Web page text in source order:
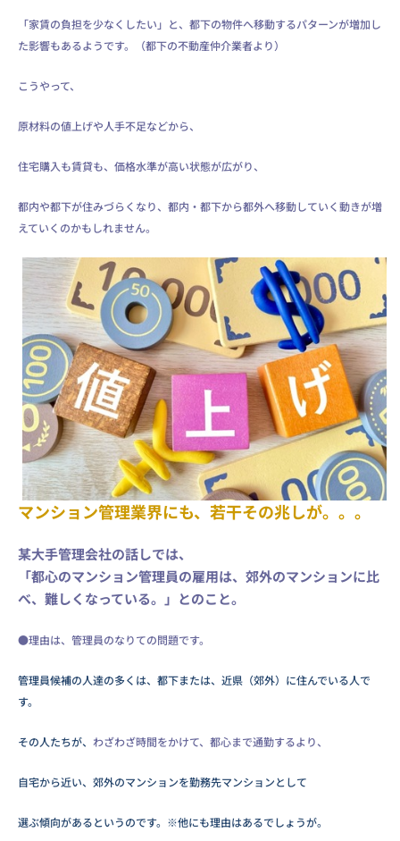
「家賃の負担を少なくしたい」と、都下の物件へ移動するパターンが増加し
た影響もあるようです。（都下の不動産仲介業者より）
こうやって、
原材料の値上げや人手不足などから、
住宅購入も賃貸も、価格水準が高い状態が広がり、
都内や都下が住みづらくなり、都内・都下から都外へ移動していく動きが増
えていくのかもしれません。
マンション管理業界にも、若干その兆しが。。。
某大手管理会社の話しでは、
「都心のマンション管理員の雇用は、郊外のマンションに比
べ、 難しくなっている。」とのこと。
●理由は、管理員のなりての問題です。
管理員候補の人達の多くは、都下または、近県（郊外）に住んでいる人で
す。
その人たちが、 わざわざ時間をかけて、都心まで通勤するより、
自宅から近い、郊外のマンションを勤務先マンションとして
選ぶ傾向があるというのです。※他にも理由はあるでしょうが。